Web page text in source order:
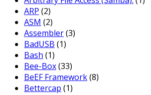
ARP (2)
ASM (2)
Assembler(3)
BadUSB (1)
Bash (1)
Bee-Box(33)
BeEF Framework(8)
Bettercap (1)